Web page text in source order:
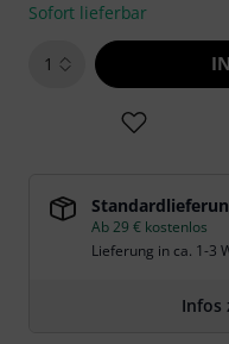
Sofort lieferbar
1
Ab 29 € kostenlos
Lieferung in ca. 1-3
Infos